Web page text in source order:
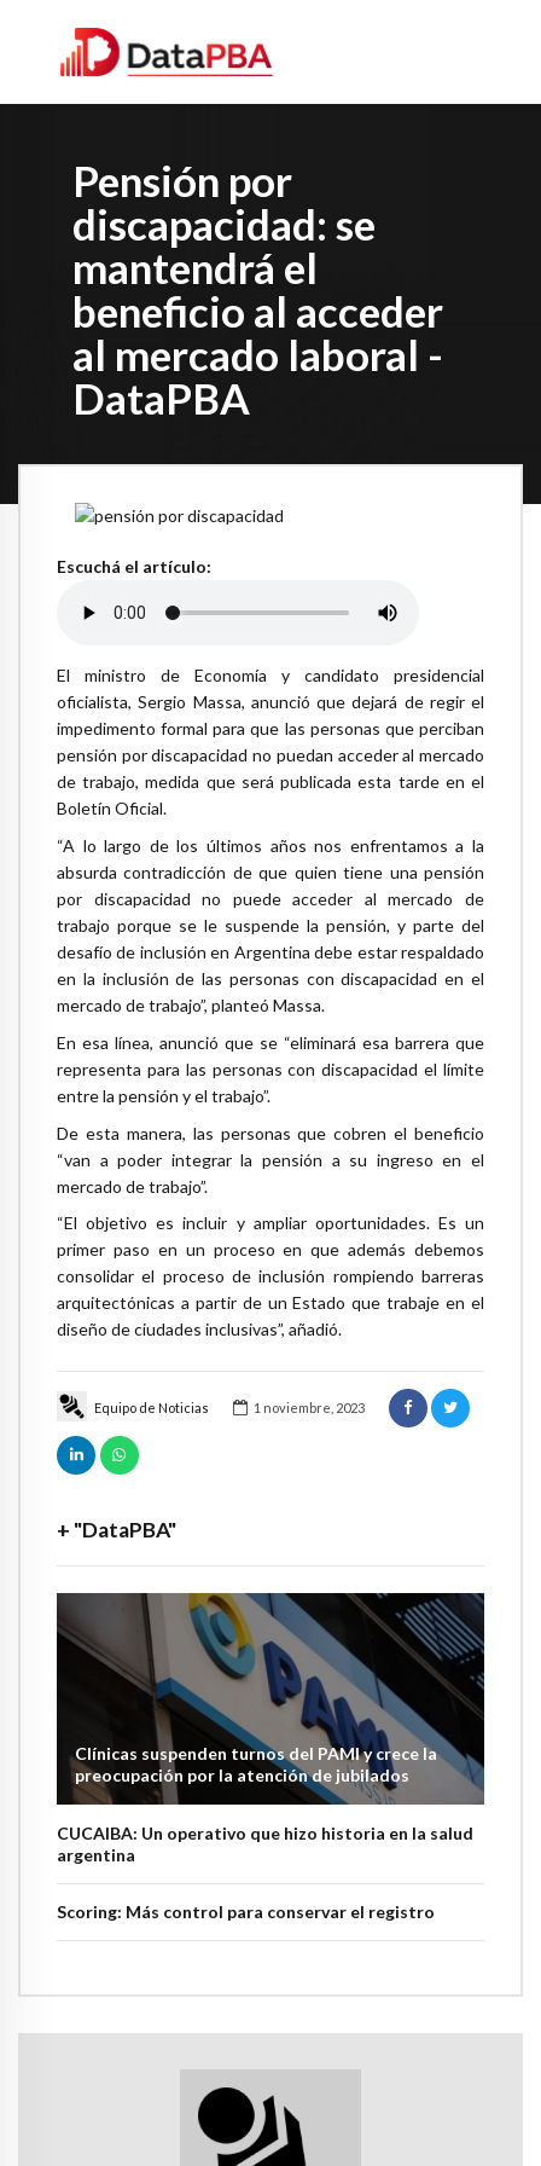
Pensión por
discapacidad: se
mantendrá el
beneficio al acceder
al mercado laboral -
DataPBA
Equipo de Noticias 1 noviembre, 2023
+ "DataPBA"
Clínicas suspenden turnos del PAMI y crece la
preocupación por la atención de jubilados
CUCAIBA: Un operativo que hizo historia en la salud
argentina
Scoring: Más control para conservar el registro
Escuchá el artículo:
El ministro de Economía y candidato presidencial
oficialista, Sergio Massa, anunció que dejará de regir el
impedimento formal para que las personas que perciban
pensión por discapacidad no puedan acceder al mercado
de trabajo, medida que será publicada esta tarde en el
Boletín Oficial.
“A lo largo de los últimos años nos enfrentamos a la
absurda contradicción de que quien tiene una pensión
por discapacidad no puede acceder al mercado de
trabajo porque se le suspende la pensión, y parte del
desafío de inclusión en Argentina debe estar respaldado
en la inclusión de las personas con discapacidad en el
mercado de trabajo”, planteó Massa.
En esa línea, anunció que se “eliminará esa barrera que
representa para las personas con discapacidad el límite
entre la pensión y el trabajo”.
De esta manera, las personas que cobren el beneficio
“van a poder integrar la pensión a su ingreso en el
mercado de trabajo”.
“El objetivo es incluir y ampliar oportunidades. Es un
primer paso en un proceso en que además debemos
consolidar el proceso de inclusión rompiendo barreras
arquitectónicas a partir de un Estado que trabaje en el
diseño de ciudades inclusivas”, añadió.